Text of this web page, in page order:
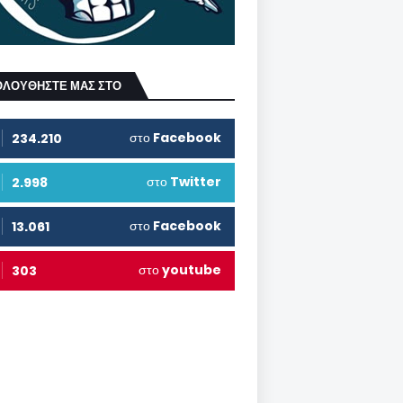
ΜΑΣ ΣΤΟ
234.210 στο Facebook
2.998 στο Twitter
13.061 στο Facebook
303 στοyoutube